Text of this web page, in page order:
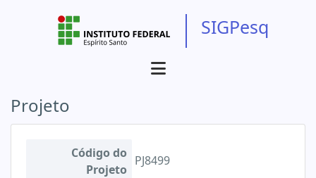
SIGPesq
Projeto
Código do
Projeto
PJ8499